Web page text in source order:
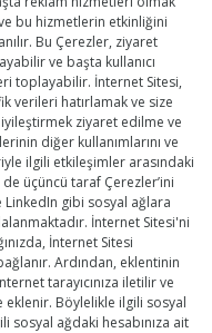
bu hizmetlerin etkinliğini
Bu Çerezler, ziyaret
ve başta kullanıcı
toplayabilir. İnternet Sitesi,
verileri hatırlamak ve size
ziyaret edilme ve
diğer kullanımlarını ve
ilgili etkileşimler arasındaki
üçüncü taraf Çerezler’ini
LinkedIn gibi sosyal ağlara
İnternet Sitesi'ni
İnternet Sitesi
Ardından, eklentinin
tarayıcınıza iletilir ve
eklenir. Böylelikle ilgili sosyal
sosyal ağdaki hesabınıza ait